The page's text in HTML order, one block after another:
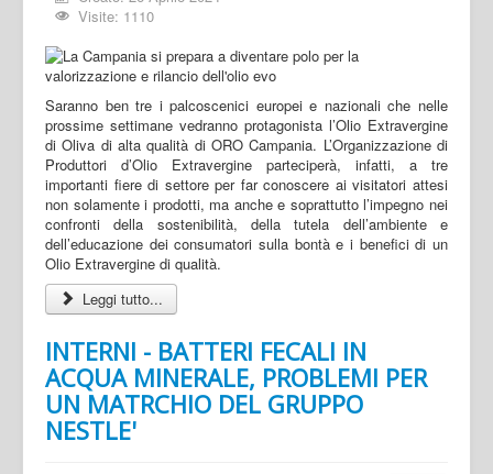
Visite: 1110
Saranno ben tre i palcoscenici europei e nazionali che nelle
prossime settimane vedranno protagonista l’Olio Extravergine
di Oliva di alta qualità di ORO Campania. L’Organizzazione di
Produttori d’Olio Extravergine parteciperà, infatti, a tre
importanti fiere di settore per far conoscere ai visitatori attesi
non solamente i prodotti, ma anche e soprattutto l’impegno nei
confronti della sostenibilità, della tutela dell’ambiente e
dell’educazione dei consumatori sulla bontà e i benefici di un
Olio Extravergine di qualità.
Leggi tutto...
INTERNI - BATTERI FECALI IN
ACQUA MINERALE, PROBLEMI PER
UN MATRCHIO DEL GRUPPO
NESTLE'